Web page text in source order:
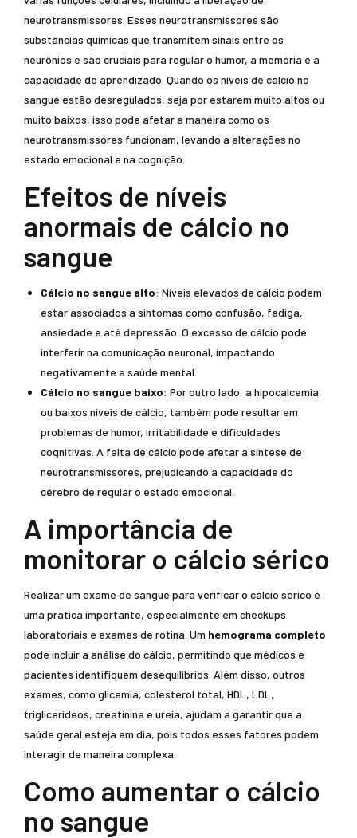
neurotransmissores. Esses neurotransmissores são
substâncias químicas que transmitem sinais entre os
neurônios e são cruciais para regular o humor, a memória e a
capacidade de aprendizado. Quando os níveis de cálcio no
sangue estão desregulados, seja por estarem muito altos ou
muito baixos, isso pode afetar a maneira como os
neurotransmissores funcionam, levando a alterações no
estado emocional e na cognição.
Efeitos de níveis
anormais de cálcio no
sangue
Cálcio no sangue alto: Níveis elevados de cálcio podem
estar associados a sintomas como confusão, fadiga,
ansiedade e até depressão. O excesso de cálcio pode
interferir na comunicação neuronal, impactando
negativamente a saúde mental.
Cálcio no sangue baixo: Por outro lado, a hipocalcemia,
ou baixos níveis de cálcio, também pode resultar em
problemas de humor, irritabilidade e dificuldades
cognitivas. A falta de cálcio pode afetar a síntese de
neurotransmissores, prejudicando a capacidade do
cérebro de regular o estado emocional.
A importância de
monitorar o cálcio sérico
Realizar um exame de sangue para verificar o cálcio sérico é
uma prática importante, especialmente em checkups
laboratoriais e exames de rotina. Um hemograma completo
pode incluir a análise do cálcio, permitindo que médicos e
pacientes identifiquem desequilíbrios. Além disso, outros
exames, como glicemia, colesterol total, HDL, LDL,
triglicerídeos, creatinina e ureia, ajudam a garantir que a
saúde geral esteja em dia, pois todos esses fatores podem
interagir de maneira complexa.
Como aumentar o cálcio
no sangue